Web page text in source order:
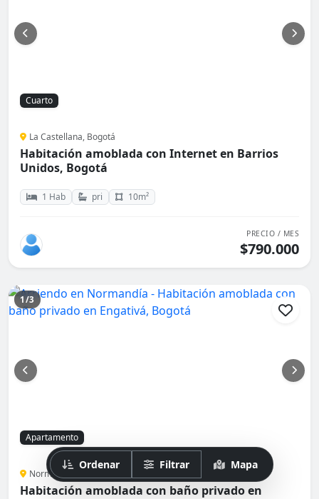
Ordenar Filtrar Mapa
Cuarto
La Castellana, Bogotá
Habitación amoblada con Internet en Barrios
Unidos, Bogotá
1 Hab pri 10m²
PRECIO / MES
$790.000
1/3
Apartamento
Normandía, Bogotá
Habitación amoblada con baño privado en